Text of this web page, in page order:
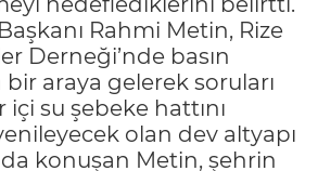
Rahmi Metin, Rize
Derneği’nde basın
bir araya gelerek soruları
içi su şebeke hattını
olan dev altyapı
konuşan Metin, şehrin